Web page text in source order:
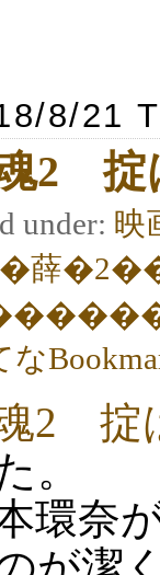
8/21
2 掟
under: 映
2 掟
。
環奈